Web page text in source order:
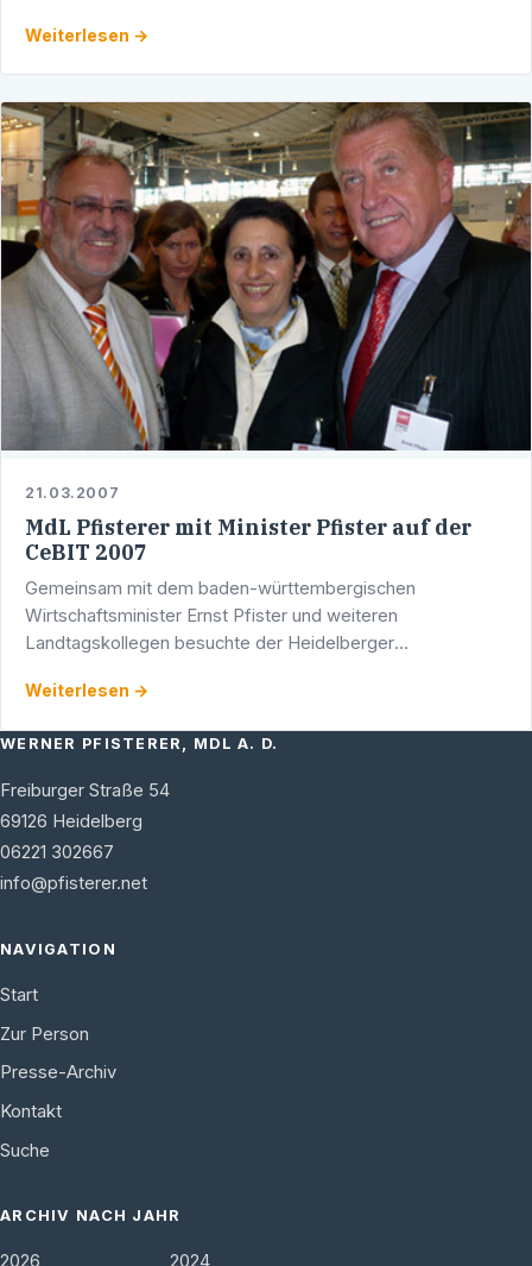
Weiterlesen →
21.03.2007
MdL Pfisterer mit Minister Pfister auf der
CeBIT 2007
Gemeinsam mit dem baden-württembergischen
Wirtschaftsminister Ernst Pfister und weiteren
Landtagskollegen besuchte der Heidelberger
die weltgrößte Messe für …
Weiterlesen →
WERNER PFISTERER, MDL A. D.
Freiburger Straße 54
69126 Heidelberg
06221 302667
info@pfisterer.net
NAVIGATION
Start
Zur Person
Presse-Archiv
Kontakt
Suche
ARCHIV NACH JAHR
2026 2024